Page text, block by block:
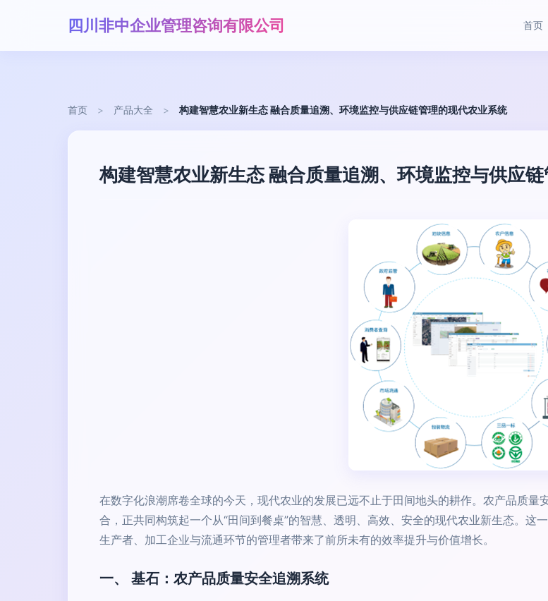
四川非中企业管理咨询有限公司 首页
首页 > 产品大全 > 构建智慧农业新生态 融合质量追溯、环境监控与供应链管理的现代农业系统
构建智慧农业新生态 融合质量追溯、环境监控与供应
在数字化浪潮席卷全球的今天，现代农业的发展已远不止于田间地头的耕作。农产品质
合，正共同构筑起一个从“田间到餐桌”的智慧、透明、高效、安全的现代农业新生态。这
生产者、加工企业与流通环节的管理者带来了前所未有的效率提升与价值增长。
一、 基石：农产品质量安全追溯系统